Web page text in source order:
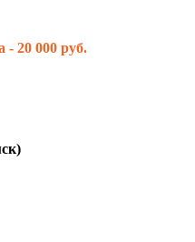
- 20 000 руб.
)